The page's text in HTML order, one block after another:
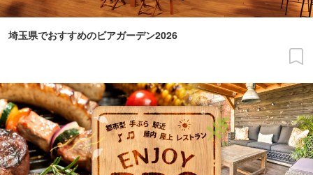
埼玉県でおすすめのビアガーデン2026